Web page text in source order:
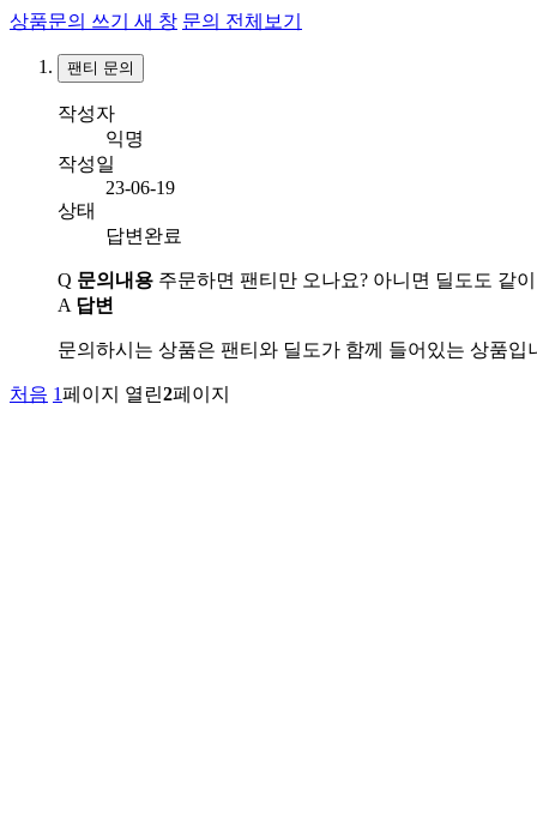
상품문의 쓰기 새 창 문의 전체보기
팬티 문의
작성자
익명
작성일
23-06-19
상태
답변완료
Q 문의내용 주문하면 팬티만 오나요? 아니면 딜도도 같
A 답변
문의하시는 상품은 팬티와 딜도가 함께 들어있는 상품입
처음 1페이지 열린2페이지